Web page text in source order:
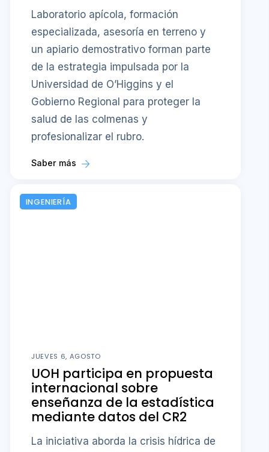
Laboratorio apícola, formación
especializada, asesoría en terreno y
un apiario demostrativo forman parte
de la estrategia impulsada por la
Universidad de O’Higgins y el
Gobierno Regional para proteger la
salud de las colmenas y
profesionalizar el rubro.
Saber más
INGENIERÍA
JUEVES 6, AGOSTO
UOH participa en propuesta
internacional sobre
enseñanza de la estadística
mediante datos del CR2
La iniciativa aborda la crisis hídrica de